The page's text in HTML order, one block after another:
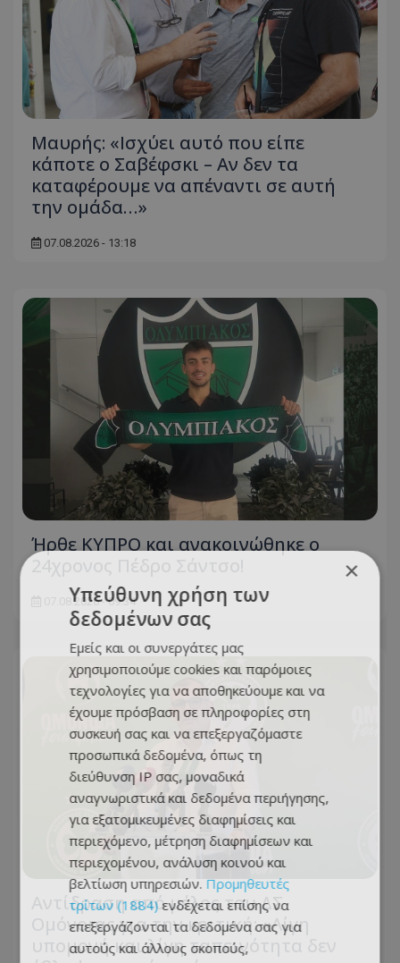
Μαυρής: «Ισχύει αυτό που είπε
κάποτε ο Σαβέφσκι – Αν δεν τα
καταφέρουμε να απέναντι σε αυτή
την ομάδα…»
07.08.2026 - 13:18
Ήρθε ΚΥΠΡΟ και ανακοινώθηκε ο
07.08.2026 - 09:34
Αντίδραση από μέλος του ΔΣ
Ομόνοιας για την κριτική: «Λίγη
υπομονή και λίγη ταπεινότητα δεν
×
Υπεύθυνη χρήση των
δεδομένων σας
Εμείς και οι συνεργάτες μας
χρησιμοποιούμε cookies και παρόμοιες
τεχνολογίες για να αποθηκεύουμε και να
έχουμε πρόσβαση σε πληροφορίες στη
συσκευή σας και να επεξεργαζόμαστε
προσωπικά δεδομένα, όπως τη
διεύθυνση IP σας, μοναδικά
αναγνωριστικά και δεδομένα περιήγησης,
για εξατομικευμένες διαφημίσεις και
περιεχόμενο, μέτρηση διαφημίσεων και
περιεχομένου, ανάλυση κοινού και
βελτίωση υπηρεσιών. Προμηθευτές
τρίτων (1884) ενδέχεται επίσης να
επεξεργάζονται τα δεδομένα σας για
αυτούς και άλλους σκοπούς,